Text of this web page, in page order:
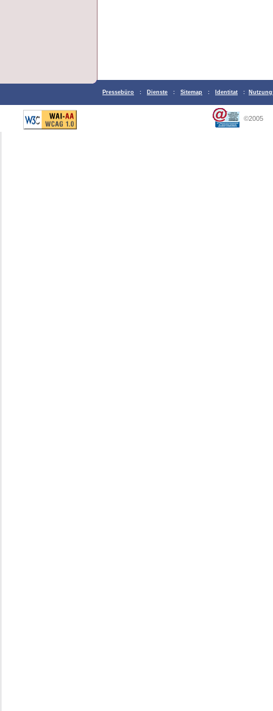
Pressebüro : Dienste : Sitemap : Identitat :
©2005